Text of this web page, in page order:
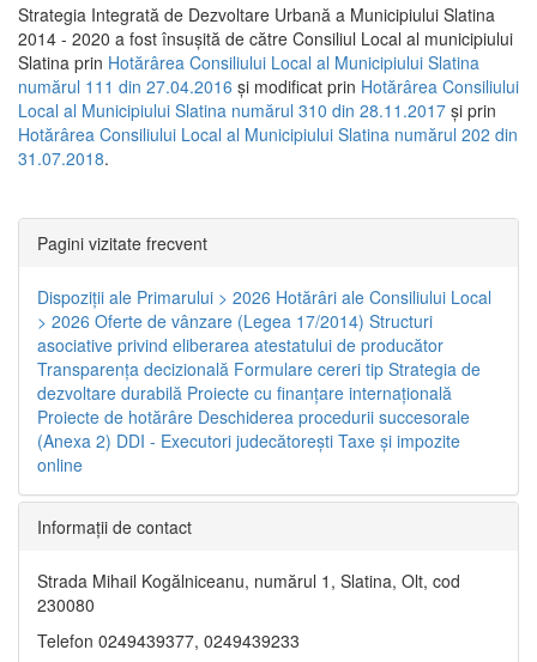
Strategia Integrată de Dezvoltare Urbană a Municipiului Slatina
2014 - 2020 a fost însuşită de către Consiliul Local al municipiului
Slatina prin Hotărârea Consiliului Local al Municipiului Slatina
numărul 111 din 27.04.2016 și modificat prin Hotărârea Consiliului
Local al Municipiului Slatina numărul 310 din 28.11.2017 și prin
Hotărârea Consiliului Local al Municipiului Slatina numărul 202 din
31.07.2018.
Pagini vizitate frecvent
Dispoziţii ale Primarului > 2026 Hotărâri ale Consiliului Local
> 2026 Oferte de vânzare (Legea 17/2014) Structuri
asociative privind eliberarea atestatului de producător
Transparenţa decizională Formulare cereri tip Strategia de
dezvoltare durabilă Proiecte cu finanţare internaţională
Proiecte de hotărâre Deschiderea procedurii succesorale
(Anexa 2) DDI - Executori judecătorești Taxe şi impozite
online
Informaţii de contact
Strada Mihail Kogălniceanu, numărul 1, Slatina, Olt, cod
230080
Telefon 0249439377, 0249439233